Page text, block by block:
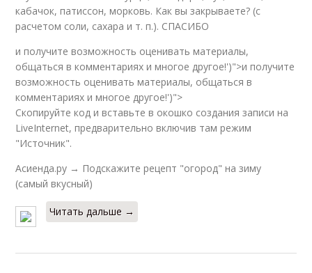
кабачок, патиссон, морковь. Как вы закрываете? (с
расчетом соли, сахара и т. п.). СПАСИБО
и получите возможность оценивать материалы,
общаться в комментариях и многое другое!')">и получите
возможность оценивать материалы, общаться в
комментариях и многое другое!')">
Скопируйте код и вставьте в окошко создания записи на
LiveInternet, предварительно включив там режим
"Источник".
Асиенда.ру → Подскажите рецепт "огород" на зиму
(самый вкусный)
Читать дальше →